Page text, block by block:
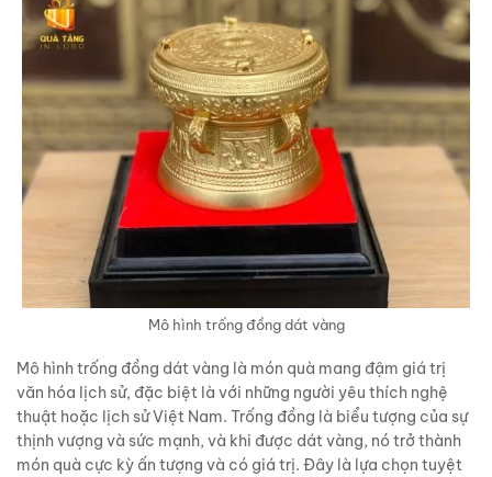
Mô hình trống đồng dát vàng
Mô hình trống đồng dát vàng là món quà mang đậm giá trị
văn hóa lịch sử, đặc biệt là với những người yêu thích nghệ
thuật hoặc lịch sử Việt Nam. Trống đồng là biểu tượng của sự
thịnh vượng và sức mạnh, và khi được dát vàng, nó trở thành
món quà cực kỳ ấn tượng và có giá trị. Đây là lựa chọn tuyệt